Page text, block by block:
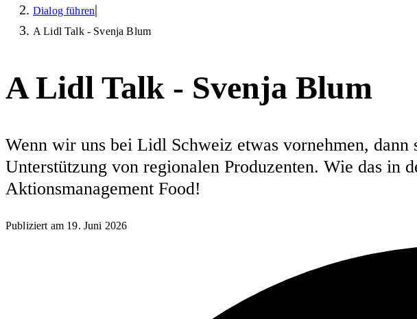
Dialog führen|
A Lidl Talk - Svenja Blum
A Lidl Talk - Svenja Blum
Wenn wir uns bei Lidl Schweiz etwas vornehmen,
Unterstützung von regionalen Produzenten. Wie das in
Aktionsmanagement Food!
Publiziert am 19. Juni 2026